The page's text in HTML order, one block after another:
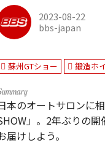
2023-08-22
bbs-japan
蘇州GTショー 鍛造ホ
本のオートサロンに
」。2年ぶりの
届けしよう。